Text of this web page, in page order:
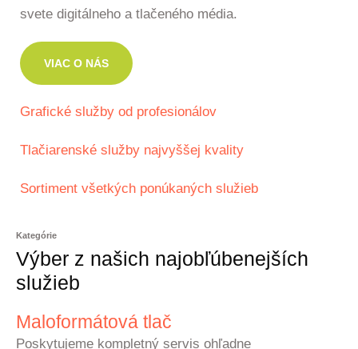
svete digitálneho a tlačeného média.
VIAC O NÁS
Grafické služby od profesionálov
Tlačiarenské služby najvyššej kvality
Sortiment všetkých ponúkaných služieb
Kategórie
Výber z našich najobľúbenejších
služieb
Maloformátová tlač
Poskytujeme kompletný servis ohľadne